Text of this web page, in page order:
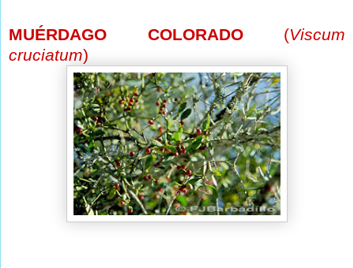
MUÉRDAGO COLORADO(Viscum
cruciatum)